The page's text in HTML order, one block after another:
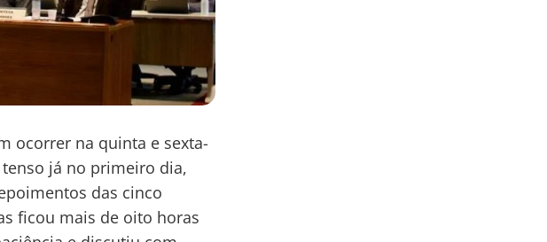
ocorrer na quinta e sexta-
já no primeiro dia,
das cinco
ficou mais de oito horas